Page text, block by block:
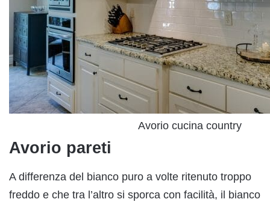
Avorio cucina country
Avorio pareti
A differenza del bianco puro a volte ritenuto troppo
freddo e che tra l’altro si sporca con facilità, il bianco